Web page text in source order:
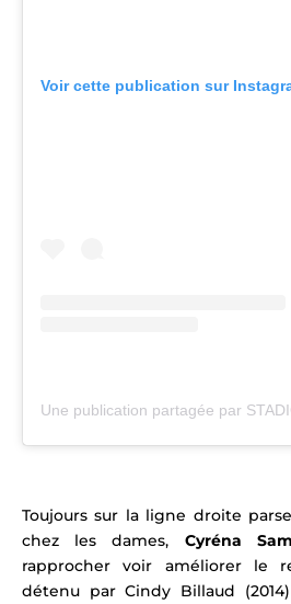
Voir cette publication sur
Toujours sur la ligne droite
chez les dames, Cyréna
rapprocher voir améliorer le
détenu par Cindy Billaud